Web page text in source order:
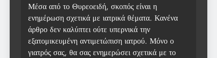
Μέσα από το Θυρεοειδή, σκοπός είναι η
ενημέρωση σχετικά με ιατρικά θέματα. Κανένα
άρθρο δεν καλύπτει ούτε υπερνικά την
εξατομικευμένη αντιμετώπιση ιατρού. Μόνο ο
γιατρός σας, θα σας ενημερώσει σχετικά με το